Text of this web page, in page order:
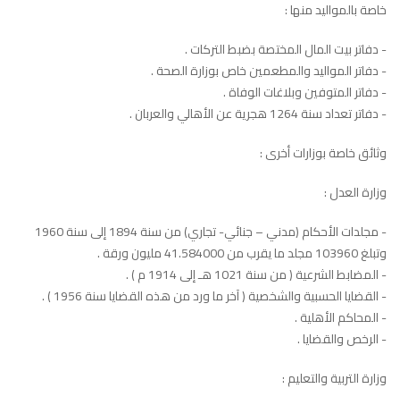
خاصة بالمواليد منها :
- دفاتر بيت المال المختصة بضبط التركات .
- دفاتر المواليد والمطعمين خاص بوزارة الصحة .
- دفاتر المتوفين وبلاغات الوفاة .
- دفاتر تعداد سنة 1264 هجرية عن الأهالي والعربان .
وثائق خاصة بوزارات أخرى :
وزارة العدل :
- مجلدات الأحكام (مدني – جنائي- تجاري) من سنة 1894 إلى سنة 1960
وتبلغ 103960 مجلد ما يقرب من 41.584000 مليون ورقة .
- المضابط الشرعية ( من سنة 1021 هـ إلى 1914 م ) .
- القضايا الحسبية والشخصية ( آخر ما ورد من هذه القضايا سنة 1956 ) .
- المحاكم الأهلية .
- الرخص والقضايا .
وزارة التربية والتعليم :